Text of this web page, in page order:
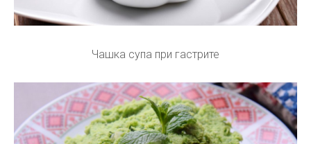
Чашка супа при гастрите